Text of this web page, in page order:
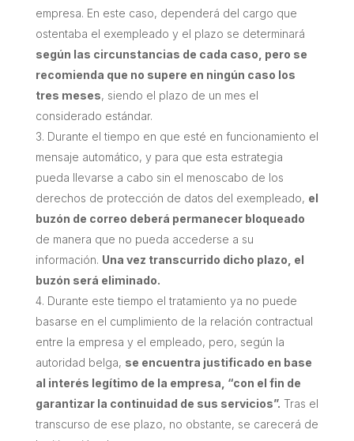
empresa. En este caso, dependerá del cargo que
ostentaba el exempleado y el plazo se determinará
según las circunstancias de cada caso, pero se
recomienda que no supere en ningún caso los
tres meses, siendo el plazo de un mes el
considerado estándar.
Durante el tiempo en que esté en funcionamiento el
mensaje automático, y para que esta estrategia
pueda llevarse a cabo sin el menoscabo de los
derechos de protección de datos del exempleado, el
buzón de correo deberá permanecer bloqueado
de manera que no pueda accederse a su
información. Una vez transcurrido dicho plazo, el
buzón será eliminado.
Durante este tiempo el tratamiento ya no puede
basarse en el cumplimiento de la relación contractual
entre la empresa y el empleado, pero, según la
autoridad belga, se encuentra justificado en base
al interés legítimo de la empresa, “con el fin de
garantizar la continuidad de sus servicios”. Tras el
transcurso de ese plazo, no obstante, se carecerá de